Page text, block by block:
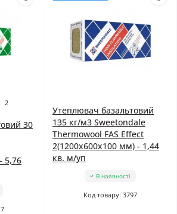
2
30
5,76
Утеплювач базальтовий
135 кг/м3 Sweetondale
Thermowool FAS Effect
2(1200x600x100 мм) - 1,44
кв. м/уп
В наявності
Код товару: 3797